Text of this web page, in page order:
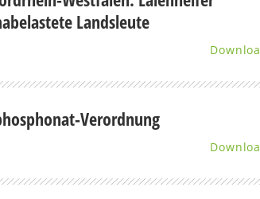
Landsleute
Verordnung